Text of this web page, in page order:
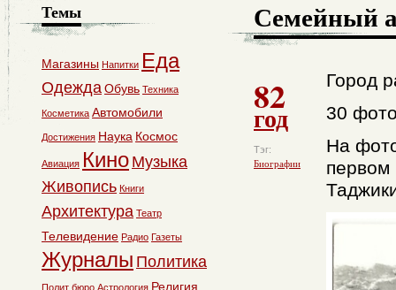
Семейный
82
год
Тэг:
Биографии
Город
30
На
первом
Темы
Магазины Напитки Еда
ОдеждаОбувь Техника
Косметика Автомобили
Достижения Наука Космос
Авиация Кино Музыка
Живопись Книги
Архитектура Театр
Телевидение Радио Газеты
Журналы Политика
Полит бюро Астрология Религия